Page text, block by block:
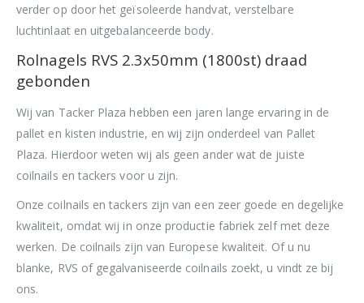
verder op door het geïsoleerde handvat, verstelbare
luchtinlaat en uitgebalanceerde body.
Rolnagels RVS 2.3x50mm (1800st) draad
gebonden
Wij van Tacker Plaza hebben een jaren lange ervaring in de
pallet en kisten industrie, en wij zijn onderdeel van Pallet
Plaza. Hierdoor weten wij als geen ander wat de juiste
coilnails en tackers voor u zijn.
Onze coilnails en tackers zijn van een zeer goede en degelijke
kwaliteit, omdat wij in onze productie fabriek zelf met deze
werken. De coilnails zijn van Europese kwaliteit. Of u nu
blanke, RVS of gegalvaniseerde coilnails zoekt, u vindt ze bij
ons.